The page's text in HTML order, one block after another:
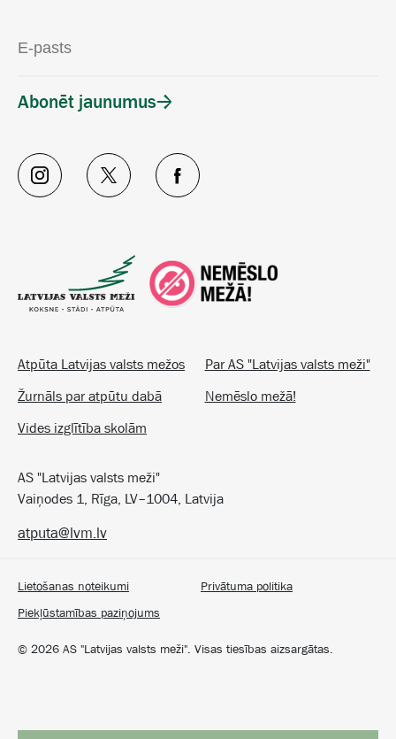
Atpūta Latvijas valsts mežos
Par AS "Latvijas valsts meži"
Žurnāls par atpūtu dabā
Nemēslo mežā!
Vides izglītība skolām
AS "Latvijas valsts meži"
Vaiņodes 1, Rīga, LV–1004, Latvija
Abonēt jaunumus
© 2026 AS "Latvijas valsts meži". Visas tiesības aizsargātas.
Lietošanas noteikumi
Privātuma politika
Piekļūstamības paziņojums
atputa@lvm.lv